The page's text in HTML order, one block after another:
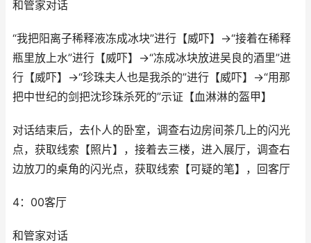
和管家对话
“我把阳离子稀释液冻成冰块”进行【威吓】→“接着在稀释
瓶里放上水”进行【威吓】→“冻成冰块放进吴良的酒里”进
行【威吓】→“珍珠夫人也是我杀的”进行【威吓】→“用那
把中世纪的剑把沈珍珠杀死的”示证【血淋淋的盔甲】
对话结束后，去仆人的卧室，调查右边房间茶几上的闪光
点，获取线索【照片】，接着去三楼，进入展厅，调查右
边放刀的桌角的闪光点，获取线索【可疑的笔】，回客厅
4：00客厅
和管家对话